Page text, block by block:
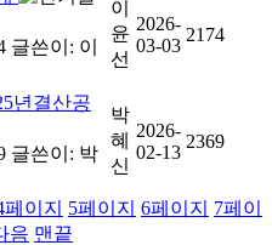
글쓴이: 이
이
윤
선
2026-
03-03
2174
년결산공
글쓴이: 박
박
혜
신
2026-
02-13
2369
페이지 5페이지 6페이지 7페이
음 맨끝